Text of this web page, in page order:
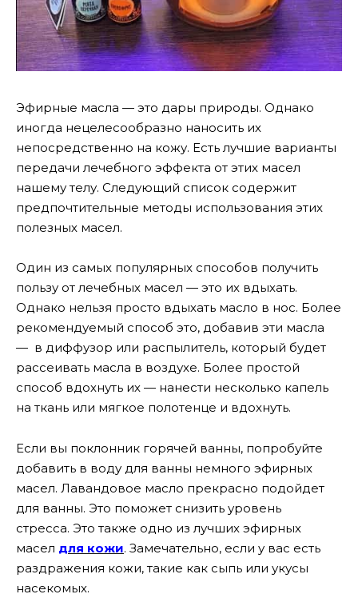
Эфирные масла — это дары природы. Однако
иногда нецелесообразно наносить их
непосредственно на кожу. Есть лучшие варианты
передачи лечебного эффекта от этих масел
нашему телу. Следующий список содержит
предпочтительные методы использования этих
полезных масел.
Один из самых популярных способов получить
пользу от лечебных масел — это их вдыхать.
Однако нельзя просто вдыхать масло в нос. Более
рекомендуемый способ это, добавив эти масла
— в диффузор или распылитель, который будет
рассеивать масла в воздухе. Более простой
способ вдохнуть их — нанести несколько капель
на ткань или мягкое полотенце и вдохнуть.
Если вы поклонник горячей ванны, попробуйте
добавить в воду для ванны немного эфирных
масел. Лавандовое масло прекрасно подойдет
для ванны. Это поможет снизить уровень
стресса. Это также одно из лучших эфирных
масел для кожи. Замечательно, если у вас есть
раздражения кожи, такие как сыпь или укусы
насекомых.